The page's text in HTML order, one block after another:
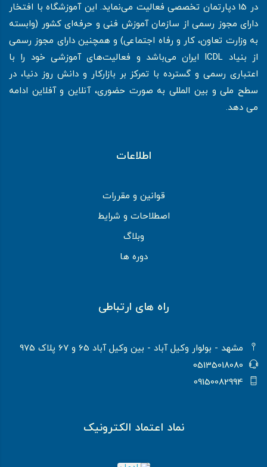
در 15 دپارتمان تخصصی فعالیت می‌نماید. این آموزشگاه با افتخار
دارای مجوز رسمی از سازمان آموزش فنی و حرفه‌ای کشور (وابسته
به وزارت تعاون، کار و رفاه اجتماعی) و همچنین دارای مجوز رسمی
از بنیاد ICDL ایران می‌باشد و فعالیت‌های آموزشی خود را با
اعتباری رسمی و گسترده با تمرکز بر بازارکار و دانش روز دنیا، در
سطح ملی و بین المللی به صورت حضوری، آنلاین و آفلاین ادامه
می دهد.
اطلاعات
قوانین و مقررات
اصطلاحات و شرایط
وبلاگ
دوره ها
راه های ارتباطی
مشهد - بولوار وکیل آباد - بین وکیل آباد 65 و 67 پلاک 975
05135018080
09150082994
نماد اعتماد الکترونیک